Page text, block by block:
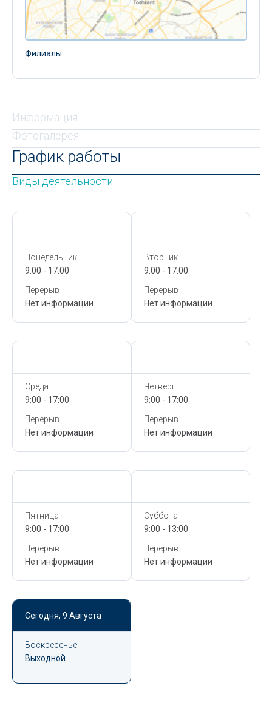
Филиалы
Информация
Фотогалерея
График работы
Виды деятельности
Понедельник
9:00 - 17:00
Перерыв
Нет информации
Вторник
9:00 - 17:00
Перерыв
Нет информации
Среда
9:00 - 17:00
Перерыв
Нет информации
Четверг
9:00 - 17:00
Перерыв
Нет информации
Пятница
9:00 - 17:00
Перерыв
Нет информации
Суббота
9:00 - 13:00
Перерыв
Нет информации
Сегодня, 9 Августа
Воскресенье
Выходной